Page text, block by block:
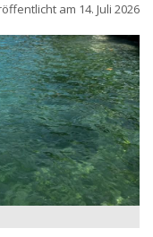
am 14. Juli 2026